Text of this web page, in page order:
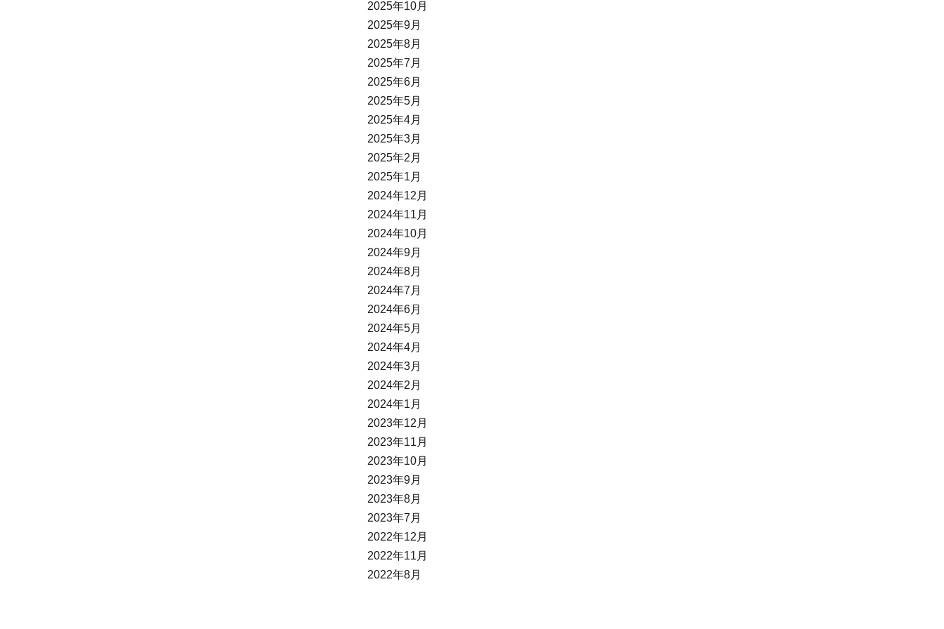
2025年10月
2025年9月
2025年8月
2025年7月
2025年6月
2025年5月
2025年4月
2025年3月
2025年2月
2025年1月
2024年12月
2024年11月
2024年10月
2024年9月
2024年8月
2024年7月
2024年6月
2024年5月
2024年4月
2024年3月
2024年2月
2024年1月
2023年12月
2023年11月
2023年10月
2023年9月
2023年8月
2023年7月
2022年12月
2022年11月
2022年8月